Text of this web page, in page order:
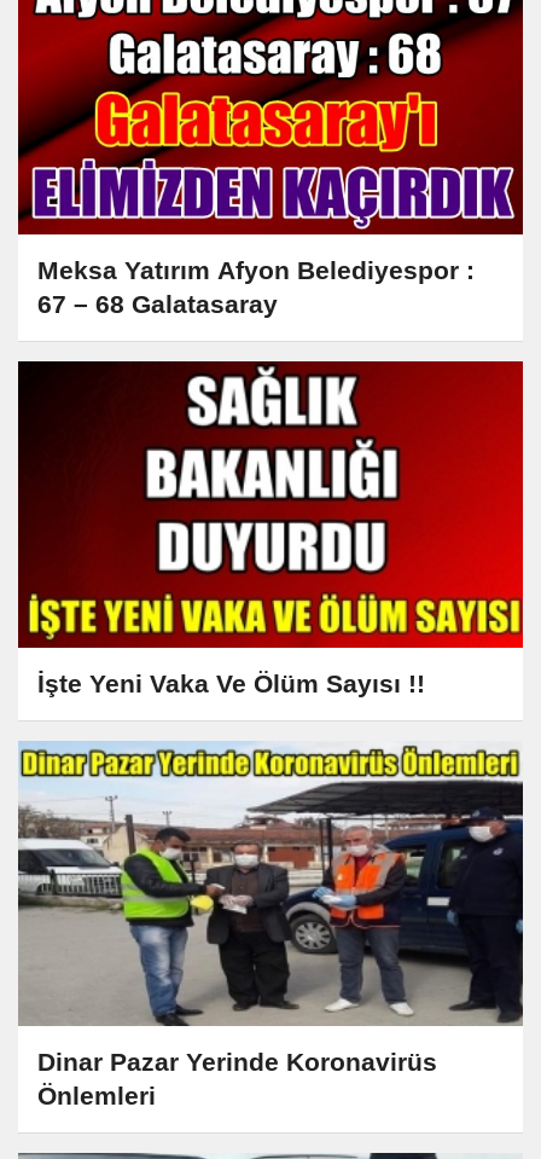
Meksa Yatırım Afyon Belediyespor :
67 – 68 Galatasaray
İşte Yeni Vaka Ve Ölüm Sayısı !!
Dinar Pazar Yerinde Koronavirüs
Önlemleri